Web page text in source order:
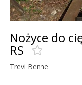
Nożyce do
RS
Trevi Benne